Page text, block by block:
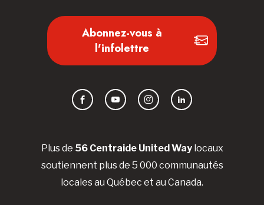
Plus de 56 Centraide United Waylocaux
soutiennent plus de 5 000 communautés
locales au Québec et au Canada.
Abonnez-vous à
l'infolettre
FacebookYouTubeInstagramLinkedIn